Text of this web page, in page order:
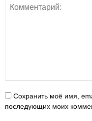
Сохранить моё имя,
последующих моих